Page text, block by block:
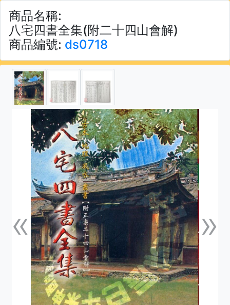
商品名稱:
八宅四書全集(附二十四山會解)
商品編號: ds0718
«上一張 »下一